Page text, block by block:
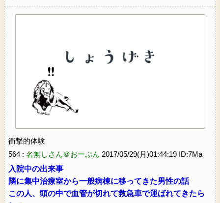
衝撃的体験
564 : 名無しさん＠おーぷん 2017/05/29(月)01:44:19 ID:7Ma
入院中の出来事
隣に集中治療室から一般病棟に移ってきた男性の話
この人、頭の中で血管が切れて救急車で運ばれてきたら